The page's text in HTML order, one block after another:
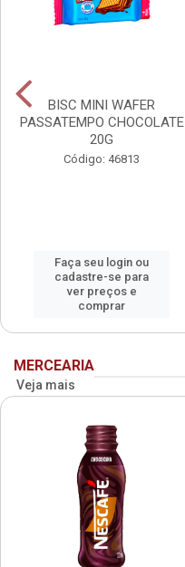
BISC MINI WAFER
PASSATEMPO CHOCOLATE
20G
Código: 46813
Faça seu login ou
cadastre-se para
ver preços e
comprar
MERCEARIA
Veja mais